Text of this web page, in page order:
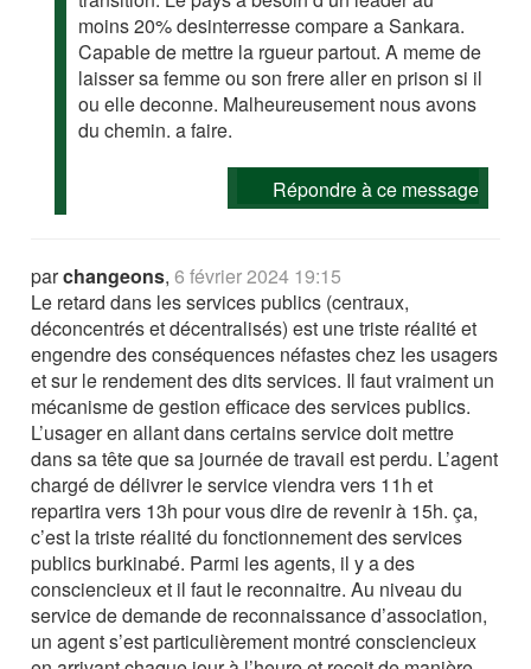
moins 20% desinterresse compare a Sankara.
Capable de mettre la rgueur partout. A meme de
laisser sa femme ou son frere aller en prison si il
ou elle deconne. Malheureusement nous avons
du chemin. a faire.
Répondre à ce message
parchangeons,6 février 2024 19:15
Le retard dans les services publics (centraux,
déconcentrés et décentralisés) est une triste réalité et
engendre des conséquences néfastes chez les usagers
et sur le rendement des dits services. Il faut vraiment un
mécanisme de gestion efficace des services publics.
L’usager en allant dans certains service doit mettre
dans sa tête que sa journée de travail est perdu. L’agent
chargé de délivrer le service viendra vers 11h et
repartira vers 13h pour vous dire de revenir à 15h. ça,
c’est la triste réalité du fonctionnement des services
publics burkinabé. Parmi les agents, il y a des
consciencieux et il faut le reconnaitre. Au niveau du
service de demande de reconnaissance d’association,
un agent s’est particulièrement montré consciencieux